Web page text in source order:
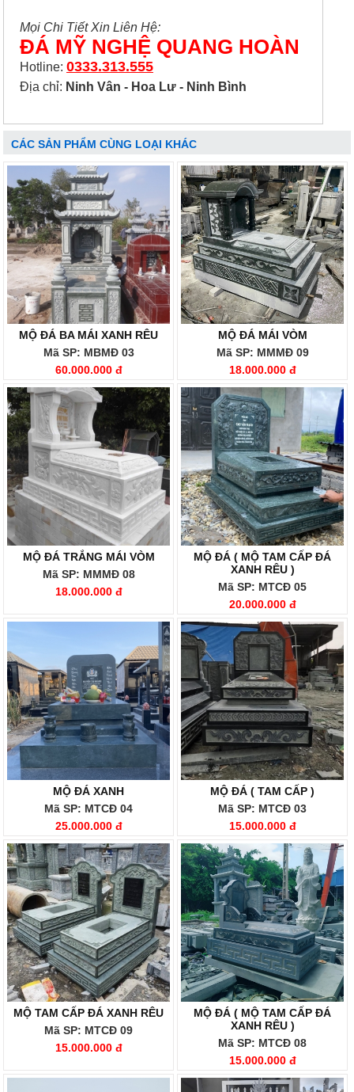
Mọi Chi Tiết Xin Liên Hệ:
ĐÁ MỸ NGHỆ QUANG HOÀN
Hotline: 0333.313.555
Địa chỉ: Ninh Vân - Hoa Lư - Ninh Bình
CÁC SẢN PHẨM CÙNG LOẠI KHÁC
MỘ ĐÁ BA MÁI XANH RÊU
Mã SP: MBMĐ 03
60.000.000 đ
MỘ ĐÁ MÁI VÒM
Mã SP: MMMĐ 09
18.000.000 đ
MỘ ĐÁ TRẮNG MÁI VÒM
Mã SP: MMMĐ 08
18.000.000 đ
MỘ ĐÁ ( MỘ TAM CẤP ĐÁ
XANH RÊU )
Mã SP: MTCĐ 05
20.000.000 đ
MỘ ĐÁ XANH
Mã SP: MTCĐ 04
25.000.000 đ
MỘ ĐÁ ( TAM CẤP )
Mã SP: MTCĐ 03
15.000.000 đ
MỘ TAM CẤP ĐÁ XANH RÊU
Mã SP: MTCĐ 09
15.000.000 đ
MỘ ĐÁ ( MỘ TAM CẤP ĐÁ
XANH RÊU )
Mã SP: MTCĐ 08
15.000.000 đ